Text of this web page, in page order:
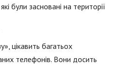
були засновані на території
цікавить багатьох
телефонів. Вони досить